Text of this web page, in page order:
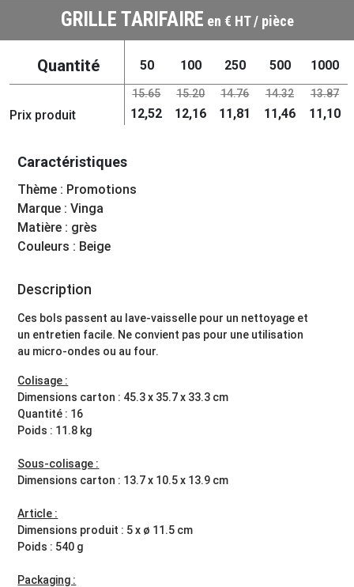
GRILLE TARIFAIRE en € HT / pièce
Quantité 50 100 250 500 1000
15.65 15.20 14.76 14.32 13.87
Prix produit 12,52 12,16 11,81 11,46 11,10
Caractéristiques
Thème : Promotions
Marque : Vinga
Matière : grès
Couleurs : Beige
Description
Ces bols passent au lave-vaisselle pour un nettoyage et
un entretien facile. Ne convient pas pour une utilisation
au micro-ondes ou au four.
Colisage :
Dimensions carton : 45.3 x 35.7 x 33.3 cm
Quantité : 16
Poids : 11.8 kg
Sous-colisage :
Dimensions carton : 13.7 x 10.5 x 13.9 cm
Article :
Dimensions produit : 5 x ø 11.5 cm
Poids : 540 g
Packaging :